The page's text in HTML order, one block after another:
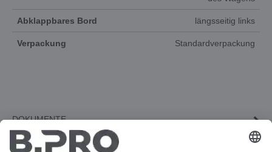
Abklappbares Bord längsseitig links
Verpackung Standardverpackung
DOKUMENTE